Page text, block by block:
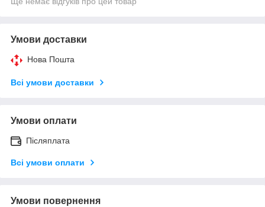
Умови доставки
Нова Пошта
Всі умови доставки
Умови оплати
Післяплата
Всі умови оплати
Умови повернення